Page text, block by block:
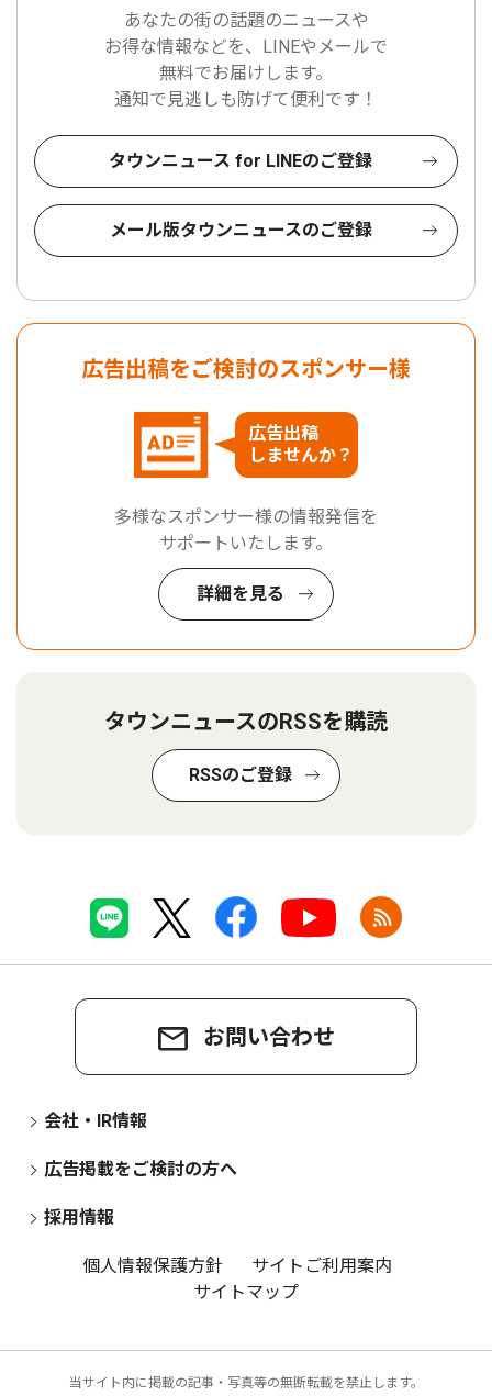
あなたの街の話題のニュースや
お得な情報などを、LINEやメールで
無料でお届けします。
通知で見逃しも防げて便利です！
タウンニュース for LINEのご登録
メール版タウンニュースのご登録
広告出稿をご検討のスポンサー様
広告出稿
しませんか？
多様なスポンサー様の情報発信を
サポートいたします。
詳細を見る
タウンニュースのRSSを購読
RSSのご登録
お問い合わせ
会社・IR情報
広告掲載をご検討の方へ
採用情報
個人情報保護方針
サイトご利用案内
サイトマップ
当サイト内に掲載の記事・写真等の無断転載を禁止します。